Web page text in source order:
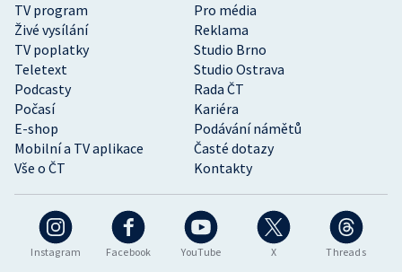
Instagram Facebook YouTube X Threads
TV program
Pro média
Živé vysílání
Reklama
TV poplatky
Studio Brno
Teletext
Studio Ostrava
Podcasty
Rada ČT
Počasí
Kariéra
E-shop
Podávání námětů
Mobilní a TV aplikace
Časté dotazy
Vše o ČT
Kontakty